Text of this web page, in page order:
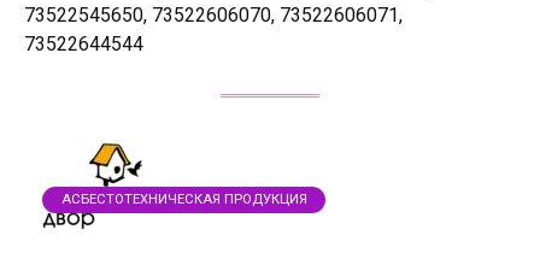
73522545650, 73522606070, 73522606071,
73522644544
АСБЕСТОТЕХНИЧЕСКАЯ ПРОДУКЦИЯ